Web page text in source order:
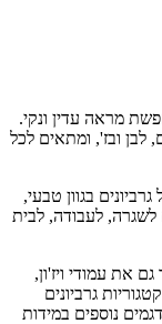
עדין ונקי.
ומתאים לכל
לעבודה, לבית
ויז'ון,
גרביונים
במידות